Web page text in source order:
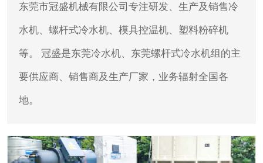
东莞市冠盛机械有限公司专注研发、生产及销售冷
水机、螺杆式冷水机、模具控温机、塑料粉碎机
等。 冠盛是东莞冷水机、东莞螺杆式冷水机组的主
要供应商、销售商及生产厂家，业务辐射全国各
地。